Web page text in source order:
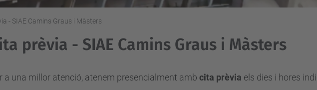
- SIAE Camins Graus i Màsters
prèvia - SIAE Camins Graus i Màsters
a una millor atenció, atenem presencialment amb cita prèvia els dies i hores